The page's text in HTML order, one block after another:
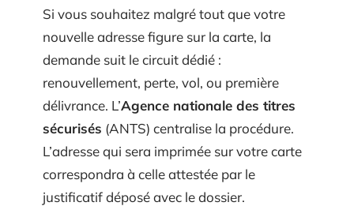
Si vous souhaitez malgré tout que votre
nouvelle adresse figure sur la carte, la
demande suit le circuit dédié :
renouvellement, perte, vol, ou première
délivrance. L’Agence nationale des titres
sécurisés (ANTS) centralise la procédure.
L’adresse qui sera imprimée sur votre carte
correspondra à celle attestée par le
justificatif déposé avec le dossier.